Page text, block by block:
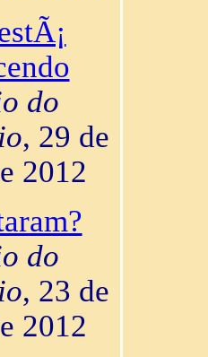
do
, 29 de
2012
do
, 23 de
2012